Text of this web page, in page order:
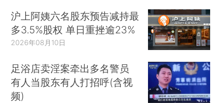
沪上阿姨六名股东预告减持最
多3.5%股权 单日重挫逾23%
2026年08月10日
足浴店卖淫案牵出多名警员
有人当股东有人打招呼(含视
频)